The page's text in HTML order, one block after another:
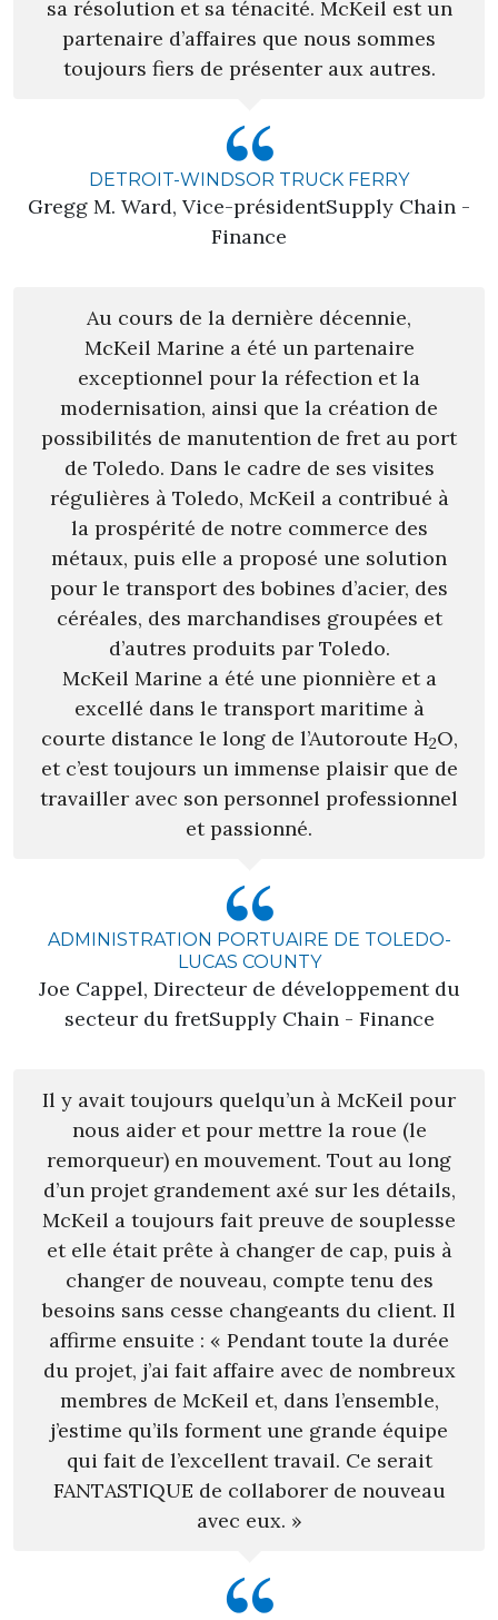
sa résolution et sa ténacité. McKeil est un
partenaire d’affaires que nous sommes
toujours fiers de présenter aux autres.
DETROIT-WINDSOR TRUCK FERRY
Gregg M. Ward, Vice-présidentSupply Chain -
Finance
Au cours de la dernière décennie,
McKeil Marine a été un partenaire
exceptionnel pour la réfection et la
modernisation, ainsi que la création de
possibilités de manutention de fret au port
de Toledo. Dans le cadre de ses visites
régulières à Toledo, McKeil a contribué à
la prospérité de notre commerce des
métaux, puis elle a proposé une solution
pour le transport des bobines d’acier, des
céréales, des marchandises groupées et
d’autres produits par Toledo.
McKeil Marine a été une pionnière et a
excellé dans le transport maritime à
courte distance le long de l’Autoroute H2O,
et c’est toujours un immense plaisir que de
travailler avec son personnel professionnel
et passionné.
ADMINISTRATION PORTUAIRE DE TOLEDO-
LUCAS COUNTY
Joe Cappel, Directeur de développement du
secteur du fretSupply Chain - Finance
Il y avait toujours quelqu’un à McKeil pour
nous aider et pour mettre la roue (le
remorqueur) en mouvement. Tout au long
d’un projet grandement axé sur les détails,
McKeil a toujours fait preuve de souplesse
et elle était prête à changer de cap, puis à
changer de nouveau, compte tenu des
besoins sans cesse changeants du client. Il
affirme ensuite : « Pendant toute la durée
du projet, j’ai fait affaire avec de nombreux
membres de McKeil et, dans l’ensemble,
j’estime qu’ils forment une grande équipe
qui fait de l’excellent travail. Ce serait
FANTASTIQUE de collaborer de nouveau
avec eux. »